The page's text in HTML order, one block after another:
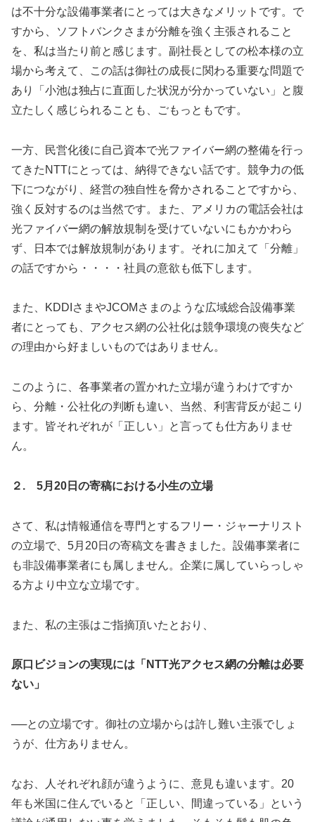
は不十分な設備事業者にとっては大きなメリットです。で
すから、ソフトバンクさまが分離を強く主張されること
を、私は当たり前と感じます。副社長としての松本様の立
場から考えて、この話は御社の成長に関わる重要な問題で
あり「小池は独占に直面した状況が分かっていない」と腹
立たしく感じられることも、ごもっともです。
一方、民営化後に自己資本で光ファイバー網の整備を行っ
てきたNTTにとっては、納得できない話です。競争力の低
下につながり、経営の独自性を脅かされることですから、
強く反対するのは当然です。また、アメリカの電話会社は
光ファイバー網の解放規制を受けていないにもかかわら
ず、日本では解放規制があります。それに加えて「分離」
の話ですから・・・・社員の意欲も低下します。
また、KDDIさまやJCOMさまのような広域総合設備事業
者にとっても、アクセス網の公社化は競争環境の喪失など
の理由から好ましいものではありません。
このように、各事業者の置かれた立場が違うわけですか
ら、分離・公社化の判断も違い、当然、利害背反が起こり
ます。皆それぞれが「正しい」と言っても仕方ありませ
ん。
２. 5月20日の寄稿における小生の立場
さて、私は情報通信を専門とするフリー・ジャーナリスト
の立場で、5月20日の寄稿文を書きました。設備事業者に
も非設備事業者にも属しません。企業に属していらっしゃ
る方より中立な立場です。
また、私の主張はご指摘頂いたとおり、
原口ビジョンの実現には「NTT光アクセス網の分離は必要
ない」
──との立場です。御社の立場からは許し難い主張でしょ
うが、仕方ありません。
なお、人それぞれ顔が違うように、意見も違います。20
年も米国に住んでいると「正しい、間違っている」という